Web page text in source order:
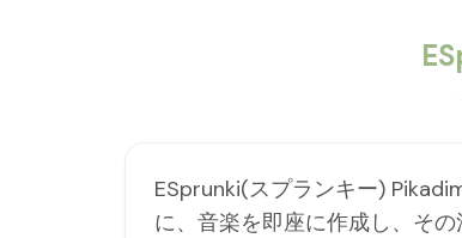
ESprunki(スプランキー)
に、音楽を即座に作成し、そ